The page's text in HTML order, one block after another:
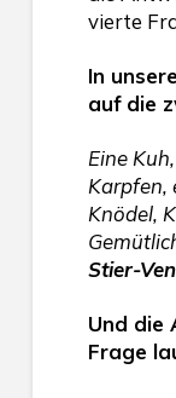
vierte
In
auf die
Eine
Karpfen,
Knödel,
Stier-
Und die
Frage